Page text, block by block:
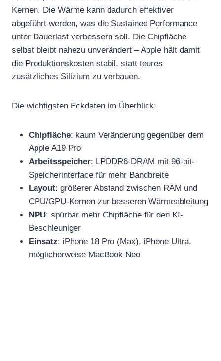
Kernen. Die Wärme kann dadurch effektiver
abgeführt werden, was die Sustained Performance
unter Dauerlast verbessern soll. Die Chipfläche
selbst bleibt nahezu unverändert – Apple hält damit
die Produktionskosten stabil, statt teures
zusätzliches Silizium zu verbauen.
Die wichtigsten Eckdaten im Überblick:
Chipfläche: kaum Veränderung gegenüber dem
Apple A19 Pro
Arbeitsspeicher: LPDDR6-DRAM mit 96-bit-
Speicherinterface für mehr Bandbreite
Layout: größerer Abstand zwischen RAM und
CPU/GPU-Kernen zur besseren Wärmeableitung
NPU: spürbar mehr Chipfläche für den KI-
Beschleuniger
Einsatz: iPhone 18 Pro (Max), iPhone Ultra,
möglicherweise MacBook Neo